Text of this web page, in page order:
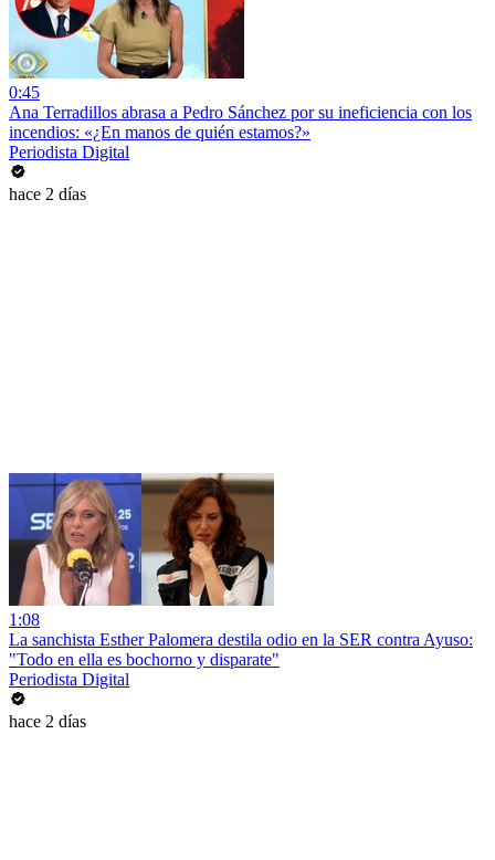
0:45
Ana Terradillos abrasa a Pedro Sánchez por su ineficiencia con los
incendios: «¿En manos de quién estamos?»
Periodista Digital
hace 2 días
1:08
La sanchista Esther Palomera destila odio en la SER contra Ayuso:
"Todo en ella es bochorno y disparate"
Periodista Digital
hace 2 días